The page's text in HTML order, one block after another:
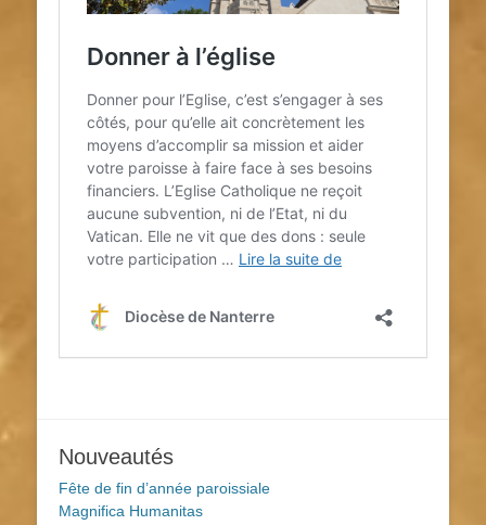
Nouveautés
Fête de fin d’année paroissiale
Magnifica Humanitas